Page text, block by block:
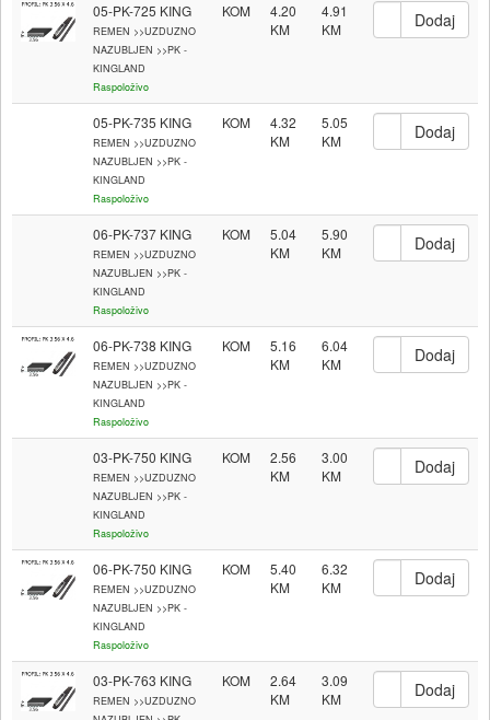
05-PK-725 KING
REMEN >>UZDUZNO
NAZUBLJEN >>PK -
KINGLAND
Raspoloživo
KOM 4.20 4.91
05-PK-735 KING
REMEN >>UZDUZNO
NAZUBLJEN >>PK -
KINGLAND
Raspoloživo
KOM 4.32 5.05
06-PK-737 KING
REMEN >>UZDUZNO
NAZUBLJEN >>PK -
KINGLAND
Raspoloživo
KOM 5.04 5.90
06-PK-738 KING
REMEN >>UZDUZNO
NAZUBLJEN >>PK -
KINGLAND
Raspoloživo
KOM 5.16 6.04
03-PK-750 KING
REMEN >>UZDUZNO
NAZUBLJEN >>PK -
KINGLAND
Raspoloživo
KOM 2.56 3.00
06-PK-750 KING
REMEN >>UZDUZNO
NAZUBLJEN >>PK -
KINGLAND
Raspoloživo
KOM 5.40 6.32
03-PK-763 KING
REMEN >>UZDUZNO
KOM 2.64 3.09